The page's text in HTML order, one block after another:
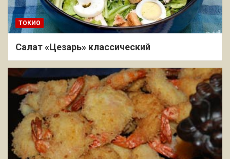
ТОКИО
Салат «Цезарь» классический